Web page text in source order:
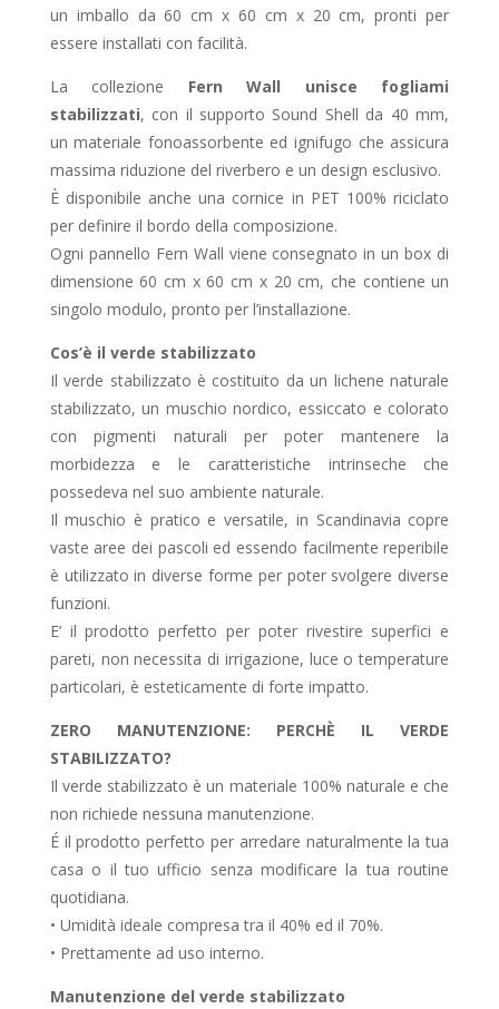
un imballo da 60 cm x 60 cm x 20 cm, pronti per
essere installati con facilità.
La collezione Fern Wall unisce fogliami
stabilizzati, con il supporto Sound Shell da 40 mm,
un materiale fonoassorbente ed ignifugo che assicura
massima riduzione del riverbero e un design esclusivo.
È disponibile anche una cornice in PET 100% riciclato
per definire il bordo della composizione.
Ogni pannello Fern Wall viene consegnato in un box di
dimensione 60 cm x 60 cm x 20 cm, che contiene un
singolo modulo, pronto per l’installazione.
Cos’è il verde stabilizzato
Il verde stabilizzato è costituito da un lichene naturale
stabilizzato, un muschio nordico, essiccato e colorato
con pigmenti naturali per poter mantenere la
morbidezza e le caratteristiche intrinseche che
possedeva nel suo ambiente naturale.
Il muschio è pratico e versatile, in Scandinavia copre
vaste aree dei pascoli ed essendo facilmente reperibile
è utilizzato in diverse forme per poter svolgere diverse
funzioni.
E’ il prodotto perfetto per poter rivestire superfici e
pareti, non necessita di irrigazione, luce o temperature
particolari, è esteticamente di forte impatto.
ZERO MANUTENZIONE: PERCHÈ IL VERDE
STABILIZZATO?
Il verde stabilizzato è un materiale 100% naturale e che
non richiede nessuna manutenzione.
É il prodotto perfetto per arredare naturalmente la tua
casa o il tuo ufficio senza modificare la tua routine
quotidiana.
• Umidità ideale compresa tra il 40% ed il 70%.
• Prettamente ad uso interno.
Manutenzione del verde stabilizzato